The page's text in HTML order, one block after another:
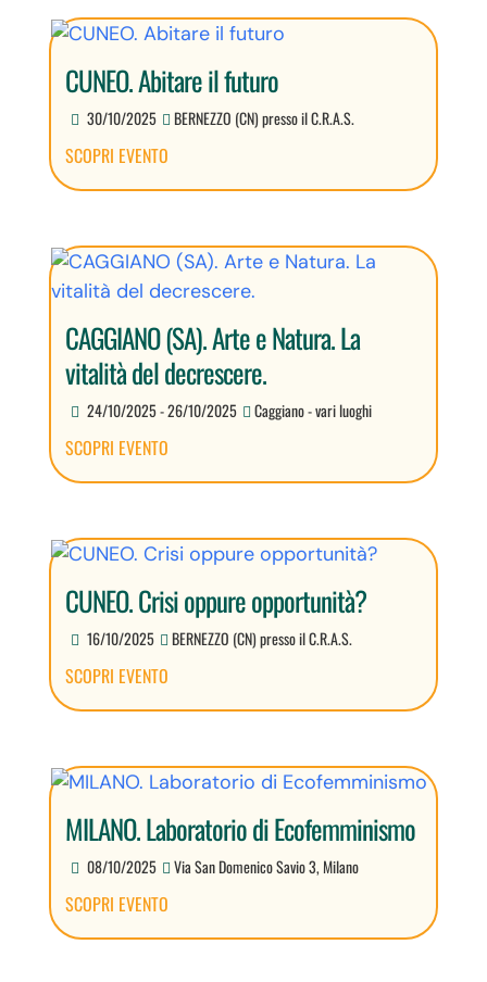
CUNEO. Abitare il futuro
30/10/2025 BERNEZZO (CN) presso il C.R.A.S.
SCOPRI EVENTO
CAGGIANO (SA). Arte e Natura. La
vitalità del decrescere.
24/10/2025 - 26/10/2025 Caggiano - vari luoghi
SCOPRI EVENTO
CUNEO. Crisi oppure opportunità?
16/10/2025 BERNEZZO (CN) presso il C.R.A.S.
SCOPRI EVENTO
MILANO. Laboratorio di Ecofemminismo
08/10/2025 Via San Domenico Savio 3, Milano
SCOPRI EVENTO